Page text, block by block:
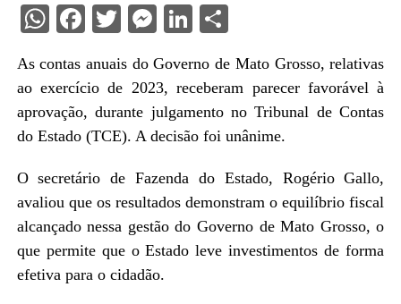
WhatsApp
Facebook
Twitter
Messenger
LinkedIn
Share
As contas anuais do Governo de Mato Grosso, relativas
ao exercício de 2023, receberam parecer favorável à
aprovação, durante julgamento no Tribunal de Contas
do Estado (TCE). A decisão foi unânime.
O secretário de Fazenda do Estado, Rogério Gallo,
avaliou que os resultados demonstram o equilíbrio fiscal
alcançado nessa gestão do Governo de Mato Grosso, o
que permite que o Estado leve investimentos de forma
efetiva para o cidadão.